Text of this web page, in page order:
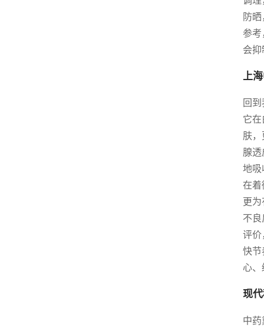
防
参考
会抑
上
回
它
肤
腺
地吸
在着
更
不
评价
快节
心、
现
中